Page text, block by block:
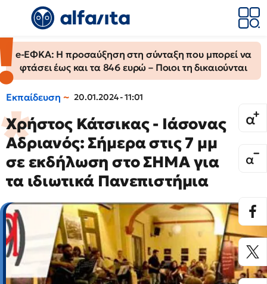
e-ΕΦΚΑ: Η προσαύξηση στη σύνταξη που μπορεί να
φτάσει έως και τα 846 ευρώ – Ποιοι τη δικαιούνται
Εκπαίδευση 20.01.2024 - 11:01
Χρήστος Κάτσικας - Ιάσονας
Αδριανός: Σήμερα στις 7 μμ
σε εκδήλωση στο ΣΗΜΑ για
τα ιδιωτικά Πανεπιστήμια